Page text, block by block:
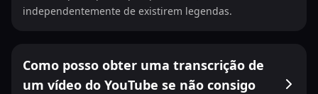
independentemente de existirem legendas.
Como posso obter uma transcrição de
um vídeo do YouTube se não consigo